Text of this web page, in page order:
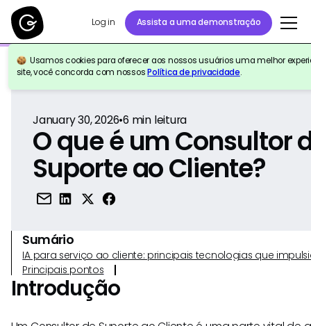
Log in Assista a uma demonstração
Usamos cookies para oferecer aos nossos usuários uma melhor
site, você concorda com nossosPolítica de privacidade.
Voltar para a referência
January 30, 2026•6 min leitura
O que é um Consultor
Suporte ao Cliente?
Sumário
IA para serviço ao cliente: principais tecnologias que
Principais pontos
Introdução